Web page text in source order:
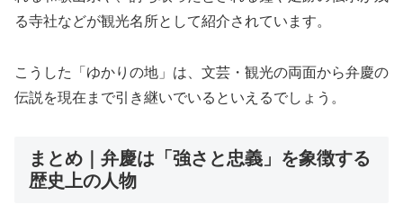
る寺社などが観光名所として紹介されています。
こうした「ゆかりの地」は、文芸・観光の両面から弁慶の
伝説を現在まで引き継いでいるといえるでしょう。
まとめ｜弁慶は「強さと忠義」を象徴する
歴史上の人物